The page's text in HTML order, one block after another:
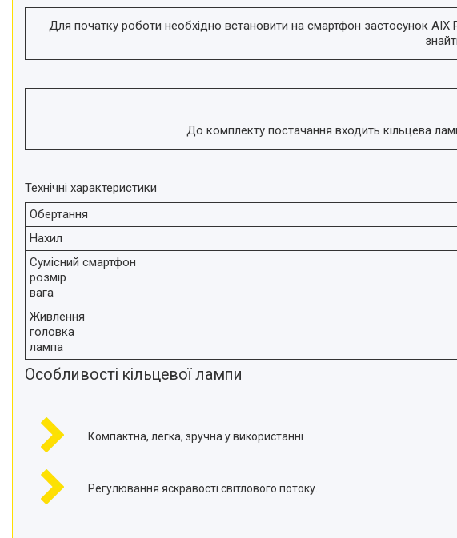
Для початку роботи необхідно встановити на смартфон застосунок
До комплекту постачання входить кільцева
Технічні характеристики
Обертання
Нахил
Сумісний смартфон
розмір
вага
Живлення
головка
лампа
Особливості кільцевої лампи
Компактна, легка, зручна у використанні
Регулювання яскравості світлового потоку.